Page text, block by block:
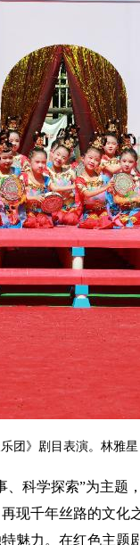
乐团》剧目表演。林雅
科学探索”为主题
现千年丝路的文化
魅力。在红色主题